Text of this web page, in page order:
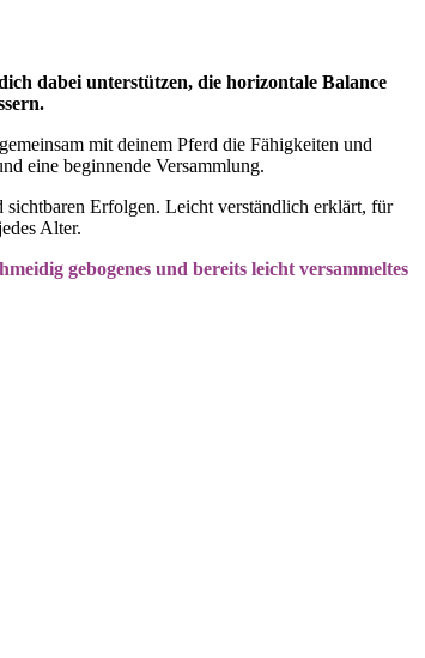
dabei unterstützen, die horizontale Balance
mit deinem Pferd die Fähigkeiten und
eine beginnende Versammlung.
Erfolgen. Leicht verständlich erklärt, für
Alter.
gebogenes und bereits leicht versammeltes